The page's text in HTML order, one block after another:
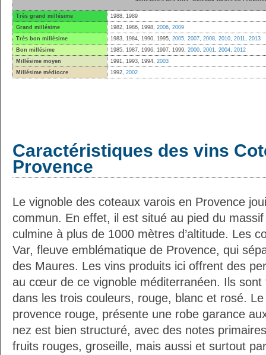
Très grand millésime
1988, 1989
Grand millésime
1982, 1986, 1998, 2006, 2009
Très bon millésime
1983, 1984, 1990, 1995, 2005, 2007, 2008, 2010, 2011, 2013
Bon millésime
1985, 1987, 1996, 1997, 1999, 2000, 2001, 2004, 2012
Millésime moyen
1991, 1993, 1994, 2003
Millésime médiocre
1992, 2002
Caractéristiques des vins
Provence
Le vignoble des coteaux varois en Provence
commun. En effet, il est situé au pied du
culmine à plus de 1000 mètres d’altitude. Les
Var, fleuve emblématique de Provence, qui
des Maures. Les vins produits ici offrent des
au cœur de ce vignoble méditerranéen. Ils
dans les trois couleurs, rouge, blanc et rosé.
provence rouge, présente une robe garance
nez est bien structuré, avec des notes
fruits rouges, groseille, mais aussi et surtout